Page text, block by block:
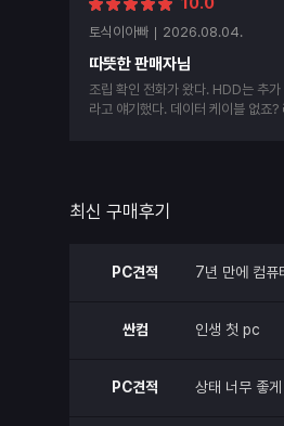
토식이아빠 2026.08.04.
따뜻한 판매자님
조립 확인 전화가 왔다. HDD는 추가 설치할 예정이
라고 얘기했다. 데이터 케이블 없죠?
최신 구매후기
PC견적 7년 만에 컴퓨
싼컴 인생 첫 pc
PC견적 상태 너무 좋